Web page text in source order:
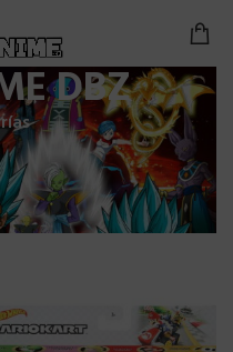
DBZ
Mostrando los 4 resultados